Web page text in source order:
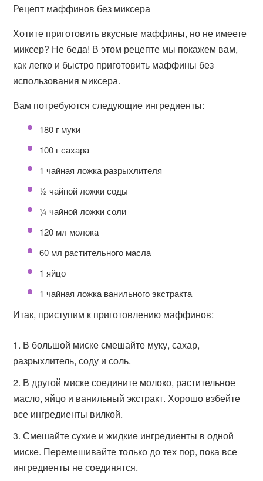
Рецепт маффинов без миксера
Хотите приготовить вкусные маффины, но не имеете
миксер? Не беда! В этом рецепте мы покажем вам,
как легко и быстро приготовить маффины без
использования миксера.
Вам потребуются следующие ингредиенты:
180 г муки
100 г сахара
1 чайная ложка разрыхлителя
½ чайной ложки соды
¼ чайной ложки соли
120 мл молока
60 мл растительного масла
1 яйцо
1 чайная ложка ванильного экстракта
Итак, приступим к приготовлению маффинов:
В большой миске смешайте муку, сахар,
разрыхлитель, соду и соль.
В другой миске соедините молоко, растительное
масло, яйцо и ванильный экстракт. Хорошо взбейте
все ингредиенты вилкой.
Смешайте сухие и жидкие ингредиенты в одной
миске. Перемешивайте только до тех пор, пока все
ингредиенты не соединятся.